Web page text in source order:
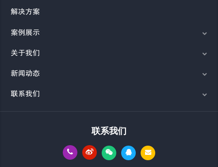
解决方案
案例展示
关于我们
新闻动态
联系我们
联系我们